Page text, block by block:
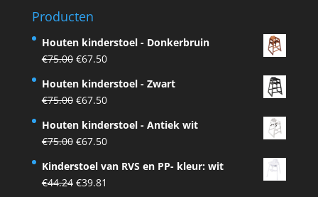
Producten
Houten kinderstoel - Donkerbruin
€75.00 Original
was:
€75.00.
€67.50Current
is:
€67.50.
Houten kinderstoel - Zwart
€75.00 Original
was:
€75.00.
€67.50Current
is:
€67.50.
Houten kinderstoel - Antiek wit
€75.00 Original
was:
€75.00.
€67.50Current
is:
Kinderstoel van RVS en PP- kleur: wit
€44.24 Original
€39.81